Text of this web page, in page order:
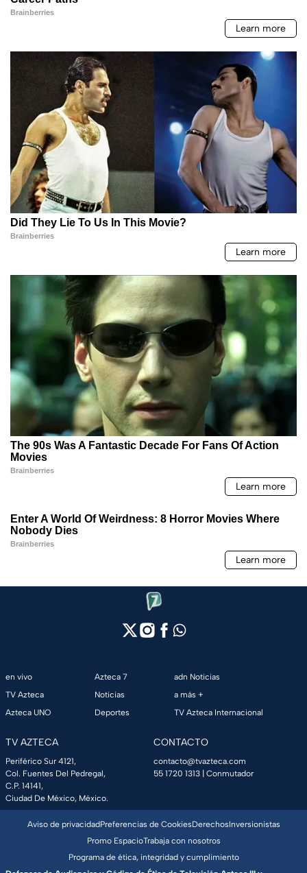
en vivo
TV Azteca
Azteca UNO
Azteca 7
Noticias
Deportes
adn Noticias
a más +
TV Azteca Internacional
TV AZTECA
Periférico Sur 4121,
Col. Fuentes Del Pedregal,
C.P. 14141,
Ciudad De México, México.
CONTACTO
contacto@tvazteca.com
55 1720 1313 | Conmutador
Aviso de privacidadPreferencias de CookiesDerechosInversionistas
Promo EspacioTrabaja con nosotros
Programa de ética, integridad y cumplimiento